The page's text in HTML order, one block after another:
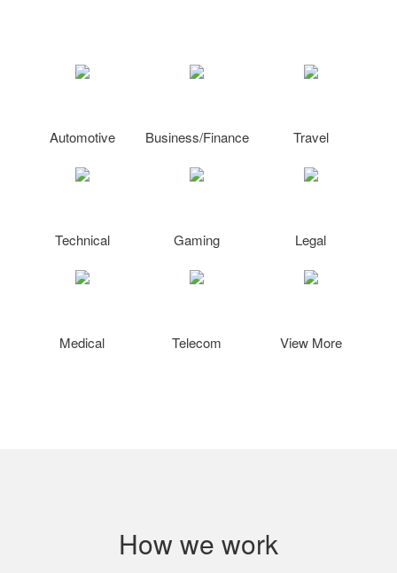
Automotive Business/Finance Travel
Technical Gaming Legal
Medical Telecom View More
How we work